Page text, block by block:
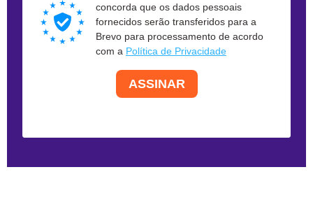
concorda que os dados pessoais
fornecidos serão transferidos para a
Brevo para processamento de acordo
com a Política de Privacidade
ASSINAR